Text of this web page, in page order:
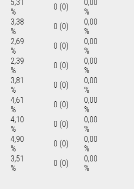
5,31
%
0 (0)
0,00
%
3,38
%
0 (0)
0,00
%
2,69
%
0 (0)
0,00
%
2,39
%
0 (0)
0,00
%
3,81
%
0 (0)
0,00
%
4,61
%
0 (0)
0,00
%
4,10
%
0 (0)
0,00
%
4,90
%
0 (0)
0,00
%
3,51
%
0 (0)
0,00
%